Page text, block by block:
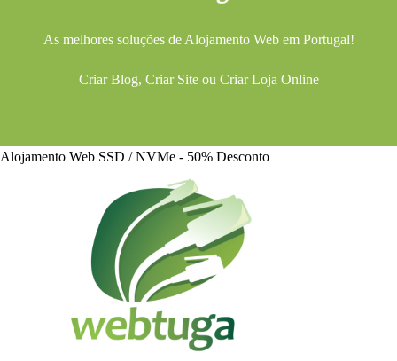
As melhores soluções deAlojamento Webem Portugal!
Criar Blog, Criar Siteou Criar Loja Online
Alojamento Web SSD / NVMe - 50% Desconto